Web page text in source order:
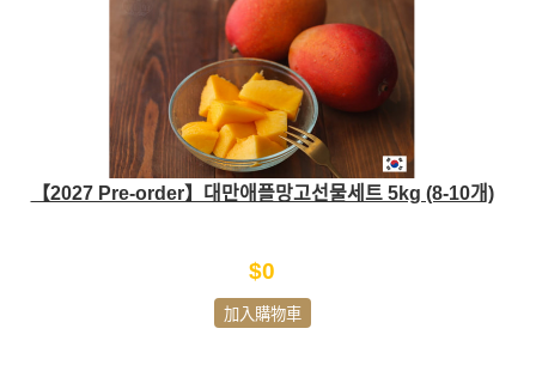
【2027 Pre-order】대만애플망고선물세트 5kg (8-10개)
$0
加入購物車